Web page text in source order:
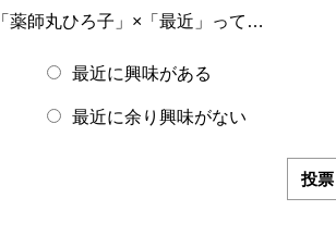
「薬師丸ひろ子」×「最近」って…
最近に興味がある
最近に余り興味がない
投